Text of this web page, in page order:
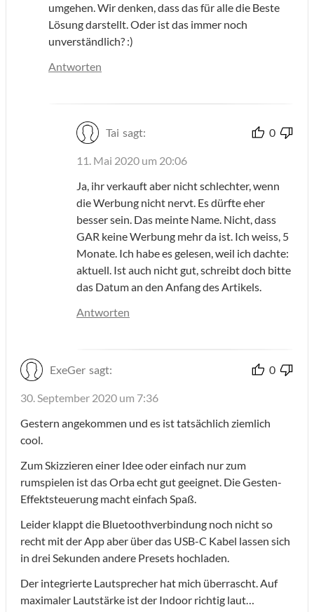
umgehen. Wir denken, dass das für alle die Beste
Lösung darstellt. Oder ist das immer noch
unverständlich? :)
Antworten
Tai sagt: 0
11. Mai 2020 um 20:06
Ja, ihr verkauft aber nicht schlechter, wenn
die Werbung nicht nervt. Es dürfte eher
besser sein. Das meinte Name. Nicht, dass
GAR keine Werbung mehr da ist. Ich weiss, 5
Monate. Ich habe es gelesen, weil ich dachte:
aktuell. Ist auch nicht gut, schreibt doch bitte
das Datum an den Anfang des Artikels.
Antworten
ExeGer sagt: 0
30. September 2020 um 7:36
Gestern angekommen und es ist tatsächlich ziemlich
cool.
Zum Skizzieren einer Idee oder einfach nur zum
rumspielen ist das Orba echt gut geeignet. Die Gesten-
Effektsteuerung macht einfach Spaß.
Leider klappt die Bluetoothverbindung noch nicht so
recht mit der App aber über das USB-C Kabel lassen sich
in drei Sekunden andere Presets hochladen.
Der integrierte Lautsprecher hat mich überrascht. Auf
maximaler Lautstärke ist der Indoor richtig laut…